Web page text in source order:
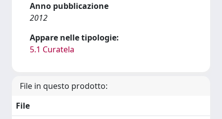
Anno pubblicazione
2012
Appare nelle tipologie:
5.1 Curatela
File in questo prodotto:
File